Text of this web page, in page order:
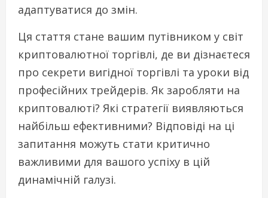
адаптуватися до змін.
Ця стаття стане вашим путівником у світ
криптовалютної торгівлі, де ви дізнаєтеся
про секрети вигідної торгівлі та уроки від
професійних трейдерів. Як заробляти на
криптовалюті? Які стратегії виявляються
найбільш ефективними? Відповіді на ці
запитання можуть стати критично
важливими для вашого успіху в цій
динамічній галузі.